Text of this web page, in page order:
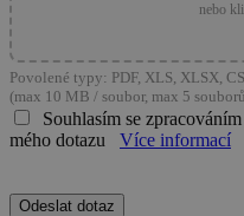
nebo
Povolené typy: PDF, XLS, XLSX,
(max 10 MB / soubor, max 5
Souhlasím se
mého dotazu
Více informací